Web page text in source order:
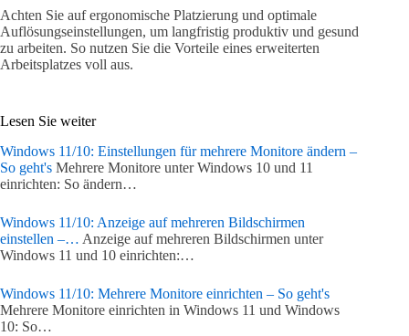
Achten Sie auf ergonomische Platzierung und optimale
Auflösungseinstellungen, um langfristig produktiv und gesund
zu arbeiten. So nutzen Sie die Vorteile eines erweiterten
Arbeitsplatzes voll aus.
Lesen Sie weiter
Windows 11/10: Einstellungen für mehrere Monitore ändern –
So geht's Mehrere Monitore unter Windows 10 und 11
einrichten: So ändern…
Windows 11/10: Anzeige auf mehreren Bildschirmen
einstellen –… Anzeige auf mehreren Bildschirmen unter
Windows 11 und 10 einrichten:…
Windows 11/10: Mehrere Monitore einrichten – So geht's
Mehrere Monitore einrichten in Windows 11 und Windows
10: So…